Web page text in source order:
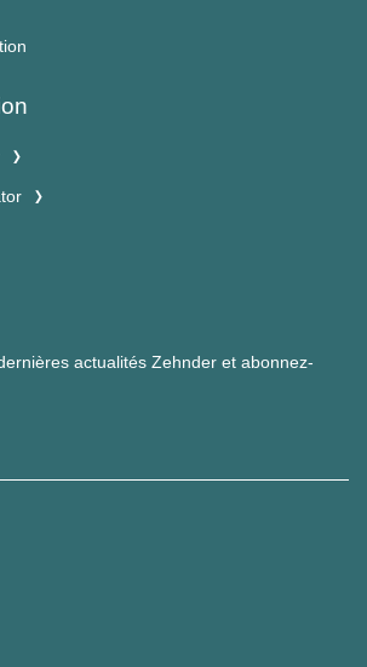
actualités Zehnder et abonnez-